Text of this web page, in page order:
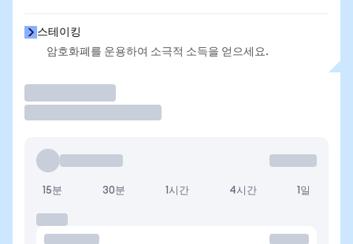
스테이킹
암호화폐를 운용하여 소극적 소득을 얻으세요.
15분 30분 1시간 4시간 1일